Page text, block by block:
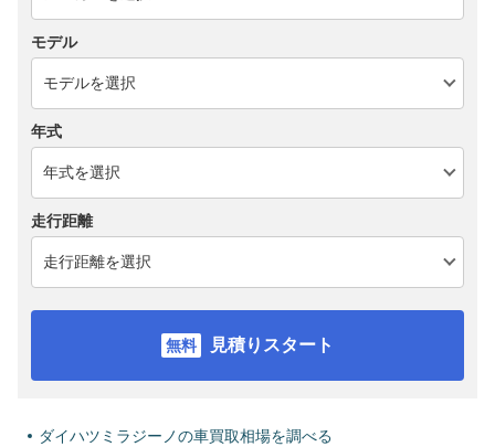
モデル
年式
走行距離
見積りスタート
ダイハツミラジーノの車買取相場を調べる